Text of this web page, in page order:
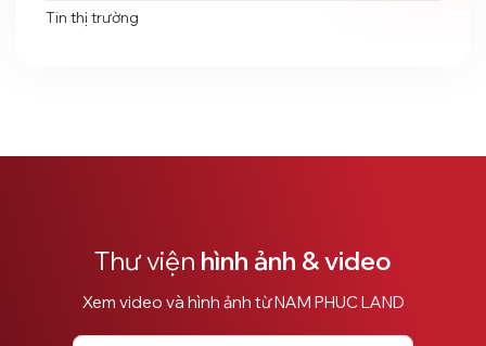
Tin thị trường
Thư viện hình ảnh & video
Xem video và hình ảnh từ NAM PHUC LAND